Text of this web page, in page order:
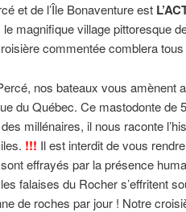
et de l’Île Bonaventure est
magnifique village pittoresque
commentée comblera
nos bateaux vous amènent
du Québec. Ce mastodonte de
millénaires, il nous raconte
!!! Il est interdit de vous
effrayés par la présence
falaises du Rocher s’effritent
de roches par jour ! Notre